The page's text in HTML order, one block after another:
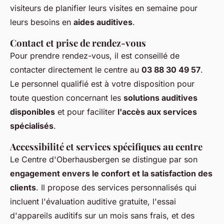
visiteurs de planifier leurs visites en semaine pour
leurs besoins en aides auditives.
Contact et prise de rendez-vous
Pour prendre rendez-vous, il est conseillé de
contacter directement le centre au 03 88 30 49 57.
Le personnel qualifié est à votre disposition pour
toute question concernant les solutions auditives
disponibles et pour faciliter l'accès aux services
spécialisés.
Accessibilité et services spécifiques au centre
Le Centre d'Oberhausbergen se distingue par son
engagement envers le confort et la satisfaction des
clients. Il propose des services personnalisés qui
incluent l'évaluation auditive gratuite, l'essai
d'appareils auditifs sur un mois sans frais, et des